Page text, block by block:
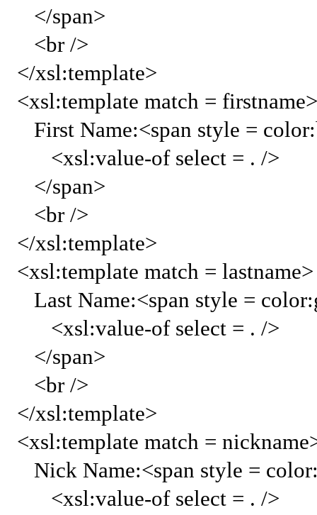
</span>
<br />
</xsl:template>
<xsl:template match =
First Name:<span style =
<xsl:value-of select = . />
</span>
<br />
</xsl:template>
<xsl:template match =
Last Name:<span style =
<xsl:value-of select = . />
</span>
<br />
</xsl:template>
<xsl:template match =
Nick Name:<span style =
<xsl:value-of select = . />